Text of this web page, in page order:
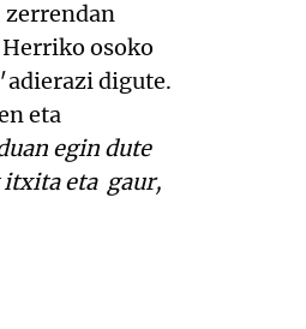
zerrendan
osoko
adierazi digute.
eta
egin dute
itxita eta gaur,